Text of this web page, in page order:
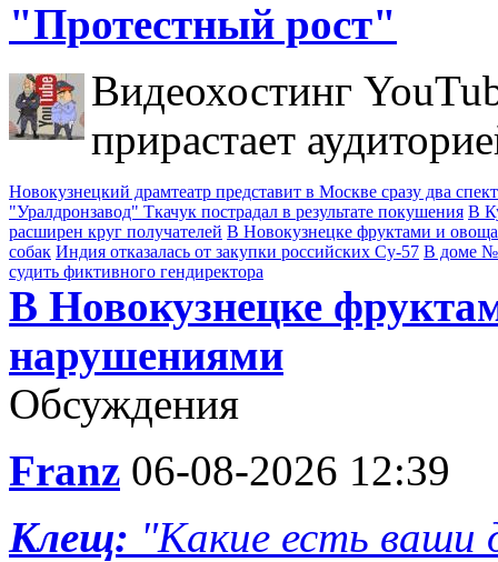
"Протестный рост"
Видеохостинг
прирастает
Новокузнецкий драмтеатр представит в Москве сразу два
"Уралдронзавод" Ткачук пострадал в результате покушения В
расширен круг получателей В Новокузнецке фруктами и
собак Индия отказалась от закупки российских Су-57 В доме
судить фиктивного гендиректора
В Новокузнецке
нарушениями
Обсуждения
Franz 06-08-2026 12:39
Клещ: "Какие есть ваши